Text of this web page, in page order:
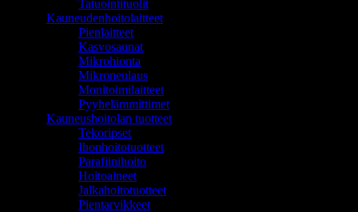
Tatuointituolit
Kauneudenhoitolaitteet
Pienlaitteet
Kasvosaunat
Mikrohionta
Mikroneulaus
Monitoimilaitteet
Pyyhelämmittimet
Kauneushoitolan tuotteet
Tekoripset
Ihonhoitotuotteet
Parafiinihoito
Hoitoaineet
Jalkahoitotuotteet
Pientarvikkeet